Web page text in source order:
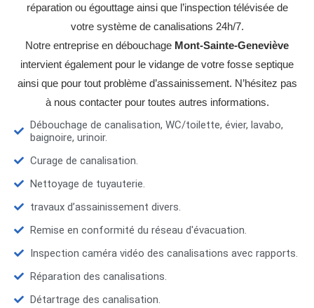
réparation ou égouttage ainsi que l’inspection télévisée de
votre système de canalisations 24h/7.
Notre entreprise en débouchage Mont-Sainte-Geneviève
intervient également pour le vidange de votre fosse septique
ainsi que pour tout problème d’assainissement. N’hésitez pas
à nous contacter pour toutes autres informations.
Débouchage de canalisation, WC/toilette, évier, lavabo,
baignoire, urinoir.
Curage de canalisation.
Nettoyage de tuyauterie.
travaux d’assainissement divers.
Remise en conformité du réseau d'évacuation.
Inspection caméra vidéo des canalisations avec rapports.
Réparation des canalisations.
Détartrage des canalisation.